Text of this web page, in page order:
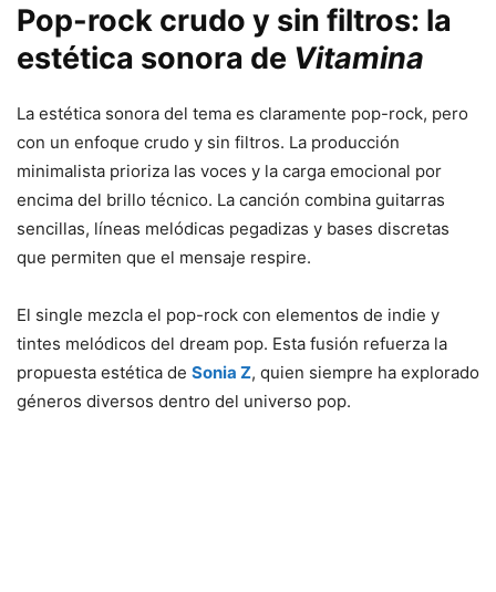
Pop-rock crudo y sin filtros: la
estética sonora de Vitamina
La estética sonora del tema es claramente pop-rock, pero
con un enfoque crudo y sin filtros. La producción
minimalista prioriza las voces y la carga emocional por
encima del brillo técnico. La canción combina guitarras
sencillas, líneas melódicas pegadizas y bases discretas
que permiten que el mensaje respire.
El single mezcla el pop-rock con elementos de indie y
tintes melódicos del dream pop. Esta fusión refuerza la
propuesta estética de Sonia Z, quien siempre ha explorado
géneros diversos dentro del universo pop.